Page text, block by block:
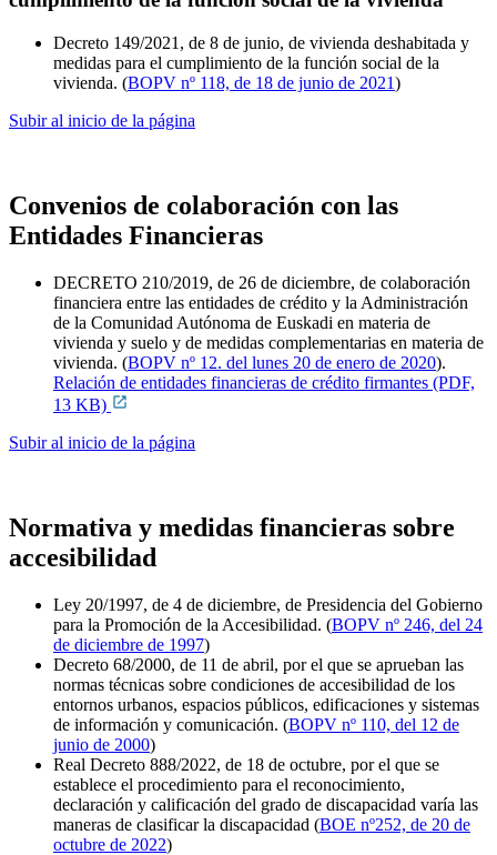
Decreto 149/2021, de 8 de junio, de vivienda deshabitada y
medidas para el cumplimiento de la función social de la
vivienda. (BOPV nº 118, de 18 de junio de 2021)
Subir al inicio de la página
Convenios de colaboración con las
Entidades Financieras
DECRETO 210/2019, de 26 de diciembre, de colaboración
financiera entre las entidades de crédito y la Administración
de la Comunidad Autónoma de Euskadi en materia de
vivienda y suelo y de medidas complementarias en materia de
vivienda. (BOPV nº 12. del lunes 20 de enero de 2020).
Relación de entidades financieras de crédito firmantes (PDF,
13 KB)
Subir al inicio de la página
Normativa y medidas financieras sobre
accesibilidad
Ley 20/1997, de 4 de diciembre, de Presidencia del Gobierno
para la Promoción de la Accesibilidad. (BOPV nº 246, del 24
de diciembre de 1997)
Decreto 68/2000, de 11 de abril, por el que se aprueban las
normas técnicas sobre condiciones de accesibilidad de los
entornos urbanos, espacios públicos, edificaciones y sistemas
de información y comunicación. (BOPV nº 110, del 12 de
junio de 2000)
Real Decreto 888/2022, de 18 de octubre, por el que se
establece el procedimiento para el reconocimiento,
declaración y calificación del grado de discapacidad varía las
maneras de clasificar la discapacidad (BOE nº252, de 20 de
octubre de 2022)